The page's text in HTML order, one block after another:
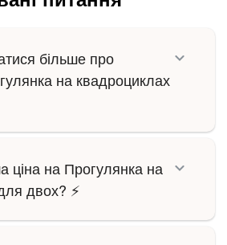
більше про
на квадроциклах
ціна на Прогулянка на
двох? ⚡